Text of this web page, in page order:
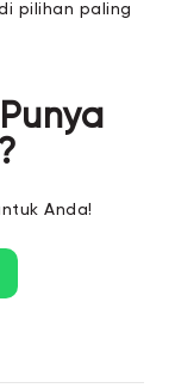
pilihan paling
Anda!